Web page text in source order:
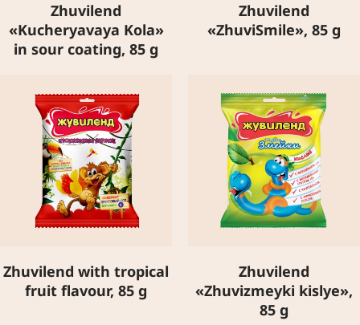
Zhuvilend
«Kucheryavaya Kola»
in sour coating, 85 g
Zhuvilend
«ZhuviSmile», 85 g
Zhuvilend with tropical
fruit flavour, 85 g
Zhuvilend
«Zhuvizmeyki kislye»,
85 g